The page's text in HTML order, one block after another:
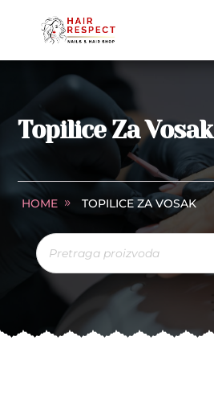
Topilice Za Vosak
HOME TOPILICE ZA VOSAK
Products
search